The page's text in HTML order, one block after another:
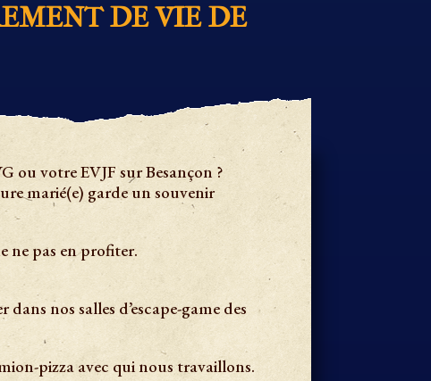
DE VIE DE
ou votre EVJF sur Besançon ?
marié(e) garde un souvenir
ne pas en profiter.
nos salles d’escape-game des
pizza avec qui nous travaillons.